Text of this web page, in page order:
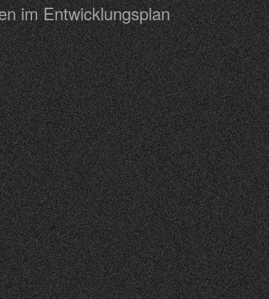
im Entwicklungsplan